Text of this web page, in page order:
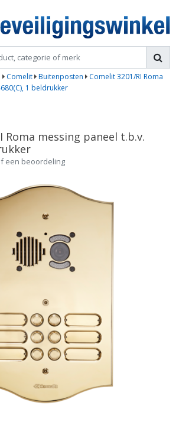
Comelit Buitenposten
Comelit 3201/RI Roma
1 beldrukker
Roma messing paneel t.b.v.
een beoordeling